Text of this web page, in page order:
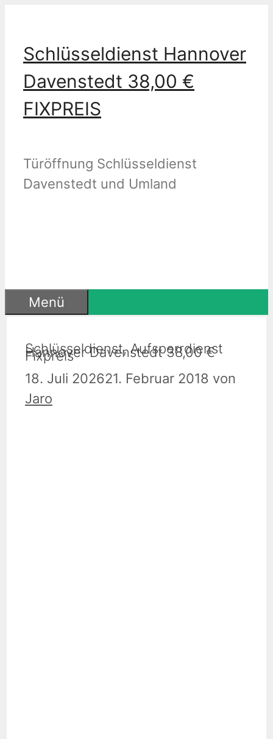
springen
Schlüsseldienst Hannover
Davenstedt 38,00 €
FIXPREIS
Türöffnung Schlüsseldienst
Davenstedt und Umland
Menü
Schlüsseldienst, Aufsperrdienst
Hannover Davenstedt 38,00 €
Fixpreis
18. Juli 202621. Februar 2018 von
Jaro